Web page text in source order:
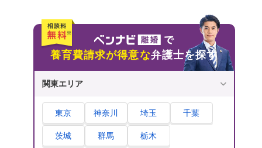
養育費はあとから増額・減額されることはあ
る？
あとから養育費の増額が認められやすいケー
あとから養育費の減額が認められやすいケー
養育費について弁護士に相談・依頼するメリッ
養育費請求が得意な弁護士を探す
関東エリア
東京 神奈川 埼玉 千葉
茨城 群馬 栃木